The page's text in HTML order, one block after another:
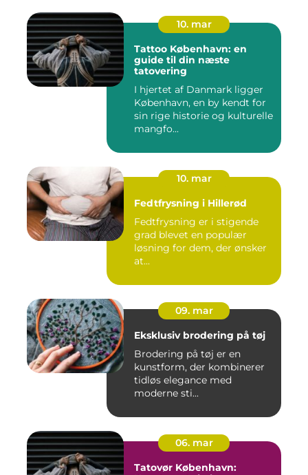
10. mar
Tattoo København: en
guide til din næste
tatovering
I hjertet af Danmark ligger
København, en by kendt for
sin rige historie og kulturelle
mangfo...
10. mar
Fedtfrysning i Hillerød
Fedtfrysning er i stigende
grad blevet en populær
løsning for dem, der ønsker
at...
09. mar
Eksklusiv brodering på tøj
Brodering på tøj er en
kunstform, der kombinerer
tidløs elegance med
moderne sti...
06. mar
Tatovør København: